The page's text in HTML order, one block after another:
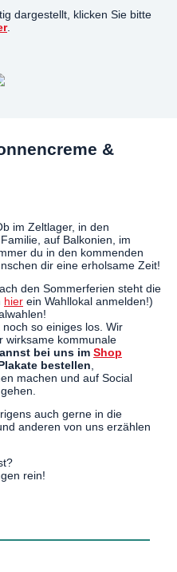
dargestellt, klicken Sie bitte
.
&
im Zeltlager, in den
auf Balkonien, im
du in den kommenden
dir eine erholsame Zeit!
den Sommerferien steht die
hier ein Wahllokal anmelden!)
so einiges los. Wir
wirksame kommunale
bei uns im Shop
bestellen,
machen und auf Social
auch gerne in die
anderen von uns erzählen
rein!